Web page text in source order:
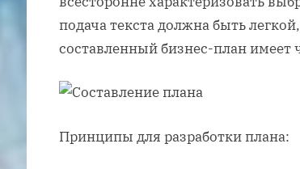
подача текста должна быть
составленный бизнес-план имеет
Принципы для разработки плана: